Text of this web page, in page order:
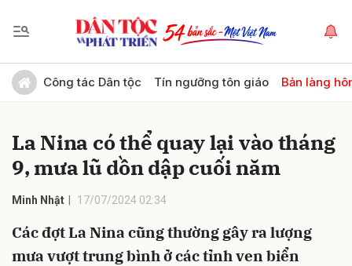
Công tác Dân tộc Tín ngưỡng tôn giáo Bản làng
La Nina có thể quay lại vào tháng
9, mưa lũ dồn dập cuối năm
Minh Nhật 17/07/2024 02:34
Các đợt La Nina cũng thường gây ra lượng
mưa vượt trung bình ở các tỉnh ven biển
Gửi bình luận
Hủy Gửi